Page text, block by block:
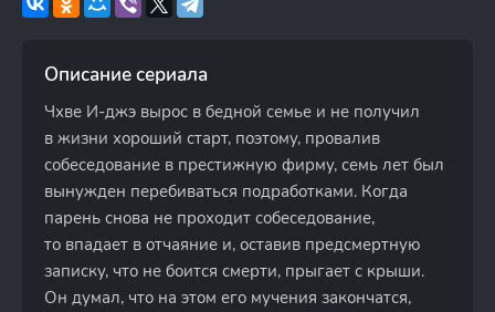
Описание сериала
Чхве И-джэ вырос в бедной семье и не получил
в жизни хороший старт, поэтому, провалив
собеседование в престижную фирму, семь лет был
вынужден перебиваться подработками. Когда
парень снова не проходит собеседование,
то впадает в отчаяние и, оставив предсмертную
записку, что не боится смерти, прыгает с крыши.
Он думал, что на этом его мучения закончатся,